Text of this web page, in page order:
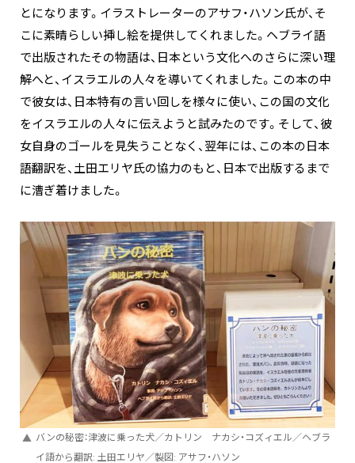
とになります。イラストレーターのアサフ・ハソン氏が、そ
こに素晴らしい挿し絵を提供してくれました。ヘブライ語
で出版されたその物語は、日本という文化へのさらに深い理
解へと、イスラエルの人々を導いてくれました。この本の中
で彼女は、日本特有の言い回しを様々に使い、この国の文化
をイスラエルの人々に伝えようと試みたのです。そして、彼
女自身のゴールを見失うことなく、翌年には、この本の日本
語翻訳を、土田エリヤ氏の協力のもと、日本で出版するまで
に漕ぎ着けました。
バンの秘密：津波に乗った犬／カトリン ナカシ・コズィエル／ヘブラ
イ語から翻訳: 土田エリヤ／製図: アサフ・ハソン